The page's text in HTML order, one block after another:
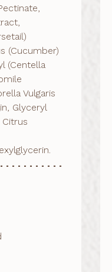
(Cucumber)
(Centella
Vulgaris
Glyceryl